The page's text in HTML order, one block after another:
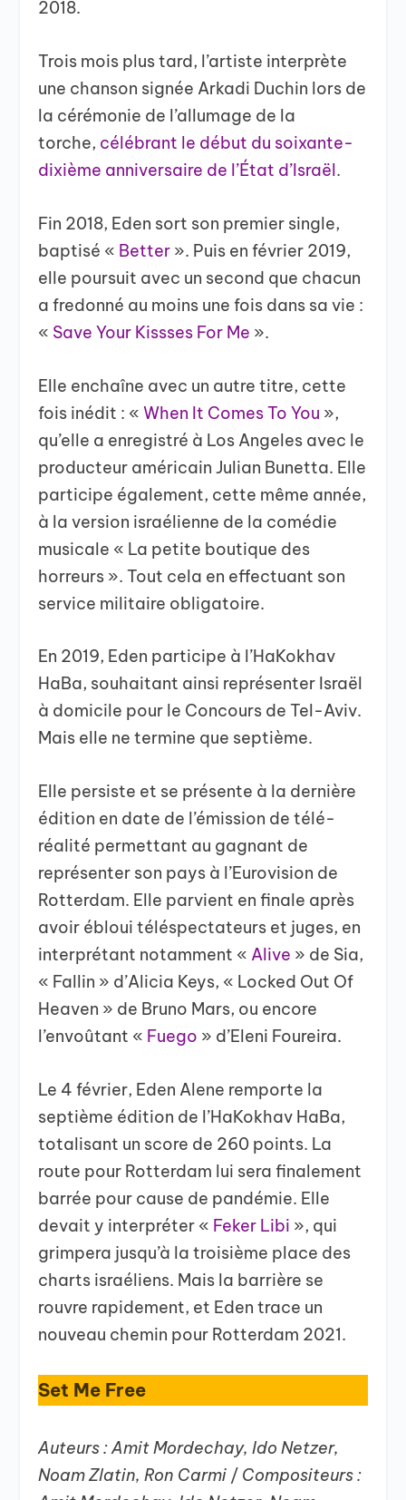
2018.
Trois mois plus tard, l’artiste interprète
une chanson signée Arkadi Duchin lors de
la cérémonie de l’allumage de la
torche, célébrant le début du soixante-
dixième anniversaire de l’État d’Israël.
Fin 2018, Eden sort son premier single,
baptisé « Better ». Puis en février 2019,
elle poursuit avec un second que chacun
a fredonné au moins une fois dans sa vie :
« Save Your Kissses For Me ».
Elle enchaîne avec un autre titre, cette
fois inédit : «When It Comes To You »,
qu’elle a enregistré à Los Angeles avec le
producteur américain Julian Bunetta. Elle
participe également, cette même année,
à la version israélienne de la comédie
musicale « La petite boutique des
horreurs ». Tout cela en effectuant son
service militaire obligatoire.
En 2019, Eden participe à l’HaKokhav
HaBa, souhaitant ainsi représenter Israël
à domicile pour le Concours de Tel-Aviv.
Mais elle ne termine que septième.
Elle persiste et se présente à la dernière
édition en date de l’émission de télé-
réalité permettant au gagnant de
représenter son pays à l’Eurovision de
Rotterdam. Elle parvient en finale après
avoir ébloui téléspectateurs et juges, en
interprétant notamment « Alive » de Sia,
« Fallin » d’Alicia Keys, « Locked Out Of
Heaven » de Bruno Mars, ou encore
l’envoûtant « Fuego » d’Eleni Foureira.
Le 4 février, Eden Alene remporte la
septième édition de l’HaKokhav HaBa,
totalisant un score de 260 points. La
route pour Rotterdam lui sera finalement
barrée pour cause de pandémie. Elle
devait y interpréter « Feker Libi », qui
grimpera jusqu’à la troisième place des
charts israéliens. Mais la barrière se
rouvre rapidement, et Eden trace un
nouveau chemin pour Rotterdam 2021.
Set Me Free
Auteurs : Amit Mordechay, Ido Netzer,
Noam Zlatin, Ron Carmi / Compositeurs :